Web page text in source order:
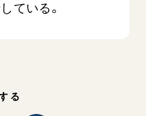
ている。
る